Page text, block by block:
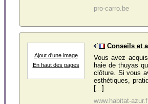
pro-carro.be
Ajout d'une image
En haut des pages
Conseils et
Vous avez
haie de thuyas
clôture. Si vous
esthétiques,
[...]
www.habitat-